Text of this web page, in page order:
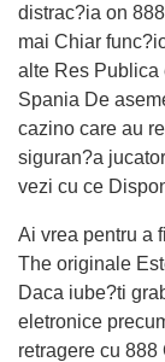
distrac?ia on
mai Chiar
alte Res Publica
Spania De
cazino care au
siguran?a
vezi cu ce
Ai vrea pentru a
The originale
Daca iube?ti
eletronice
retragere cu